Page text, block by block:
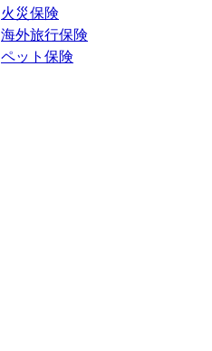
火災保険
海外旅行保険
ペット保険